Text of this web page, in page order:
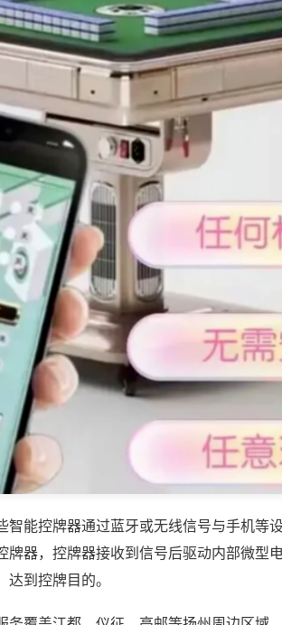
智能控牌器通过蓝牙或无线信号与手机等
牌器，控牌器接收到信号后驱动内部微型
到控牌目的。